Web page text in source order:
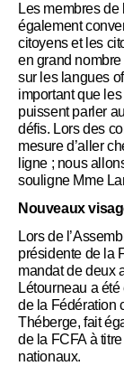
Les membres
également
citoyens et les
en grand
sur les langues
important que
puissent parler
défis. Lors des
mesure d’aller
ligne ; nous
souligne Mme
Nouveaux
Lors de
présidente de la
mandat de deux
Létourneau a
de la Fédération
Théberge, fait
de la FCFA à
nationaux.